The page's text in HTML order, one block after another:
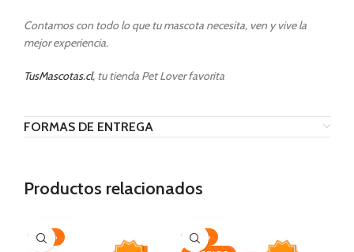
Contamos con todo lo que tu mascota necesita, ven y vive la
mejor experiencia.
TusMascotas.cl, tu tienda Pet Lover favorita
FORMAS DE ENTREGA
Productos relacionados
-20%
-20%